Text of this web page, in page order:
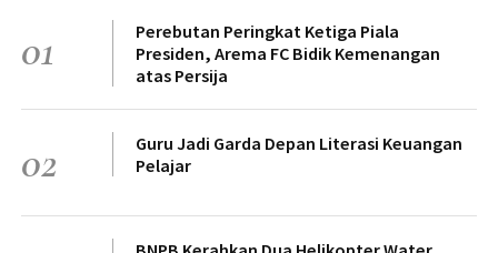
01
Perebutan Peringkat Ketiga Piala
Presiden, Arema FC Bidik Kemenangan
atas Persija
02
Guru Jadi Garda Depan Literasi Keuangan
Pelajar